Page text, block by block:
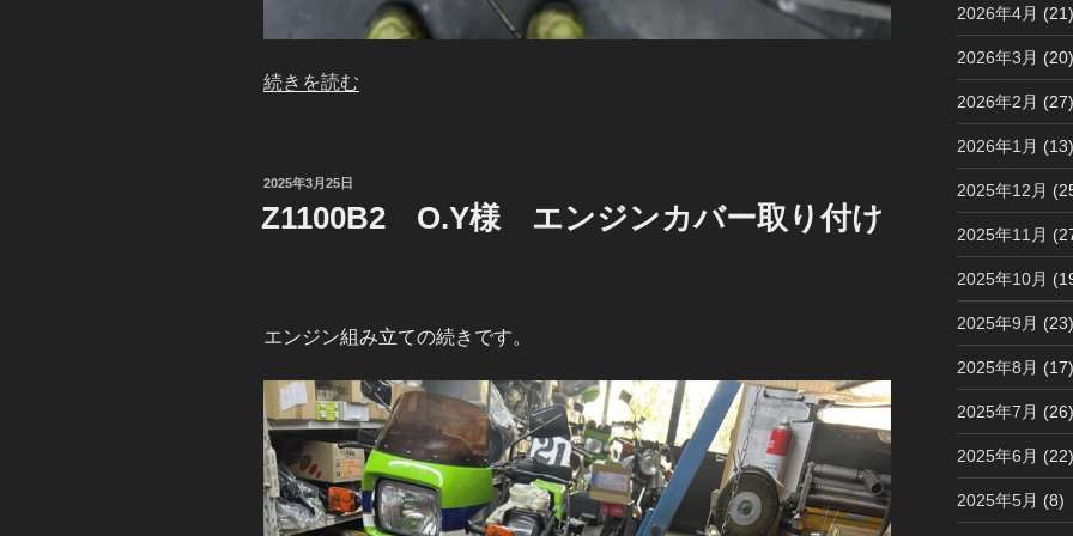
“Z1100B2
ジ
組
立
て”
の
続きを読む
投
日:
2025年3月25日
Z1100B2 O.Y様 エンジンカバー取り付け
エンジン組み立ての続きです。
2026年4月 (21)
2026年3月 (20)
2026年2月 (27)
2026年1月 (13)
2025年12月
2025年11月
2025年10月
2025年9月 (23)
2025年8月 (17)
2025年7月 (26)
2025年6月 (22)
2025年5月 (8)